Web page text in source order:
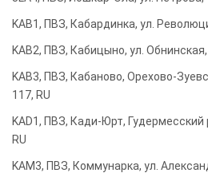
KAB1, ПВЗ, Кабардинка, ул.
KAB2, ПВЗ, Кабицыно, ул. Обнинская,
KAB3, ПВЗ, Кабаново, Орехово-
117, RU
KAD1, ПВЗ, Кади-Юрт, Гудермесский
RU
KAM3, ПВЗ, Коммунарка, ул.